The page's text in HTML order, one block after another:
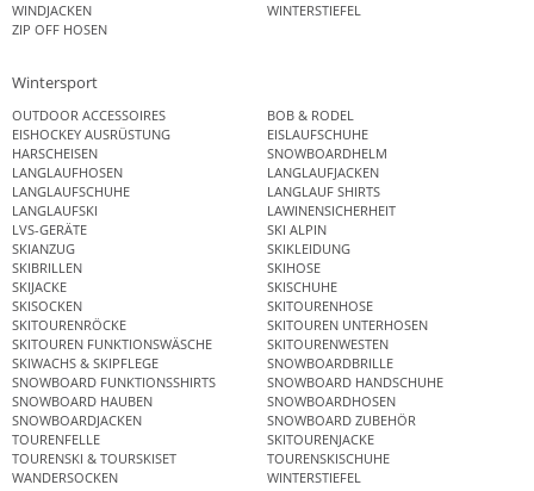
WINDJACKEN
WINTERSTIEFEL
ZIP OFF HOSEN
Wintersport
OUTDOOR ACCESSOIRES
BOB & RODEL
EISHOCKEY AUSRÜSTUNG
EISLAUFSCHUHE
HARSCHEISEN
SNOWBOARDHELM
LANGLAUFHOSEN
LANGLAUFJACKEN
LANGLAUFSCHUHE
LANGLAUF SHIRTS
LANGLAUFSKI
LAWINENSICHERHEIT
LVS-GERÄTE
SKI ALPIN
SKIANZUG
SKIKLEIDUNG
SKIBRILLEN
SKIHOSE
SKIJACKE
SKISCHUHE
SKISOCKEN
SKITOURENHOSE
SKITOURENRÖCKE
SKITOUREN UNTERHOSEN
SKITOUREN FUNKTIONSWÄSCHE
SKITOURENWESTEN
SKIWACHS & SKIPFLEGE
SNOWBOARDBRILLE
SNOWBOARD FUNKTIONSSHIRTS
SNOWBOARD HANDSCHUHE
SNOWBOARD HAUBEN
SNOWBOARDHOSEN
SNOWBOARDJACKEN
SNOWBOARD ZUBEHÖR
TOURENFELLE
SKITOURENJACKE
TOURENSKI & TOURSKISET
TOURENSKISCHUHE
WANDERSOCKEN
WINTERSTIEFEL